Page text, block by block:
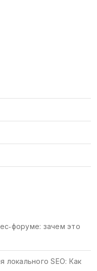
зачем это
локального SEO: Как